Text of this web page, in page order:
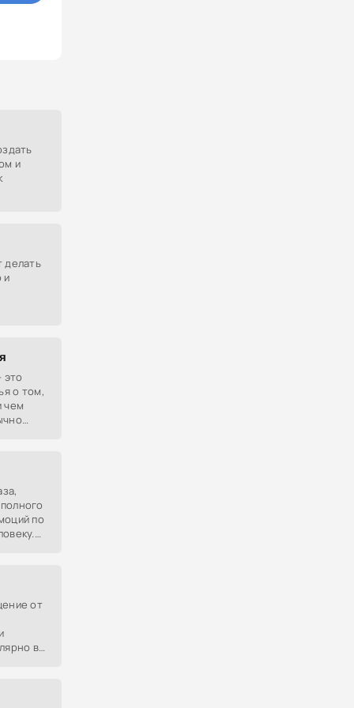
и
делать
и
это
о том,
чем
по
от
в